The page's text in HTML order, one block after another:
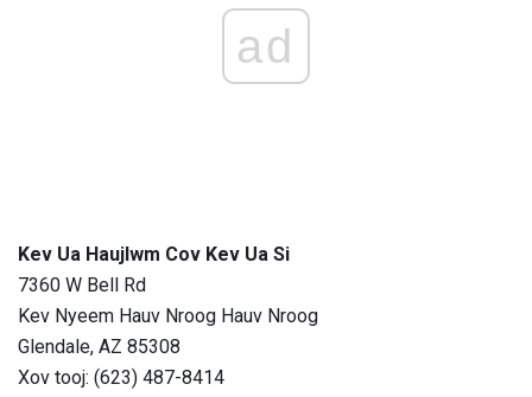
ad
Kev Ua Haujlwm Cov Kev Ua Si
7360 W Bell Rd
Kev Nyeem Hauv Nroog Hauv Nroog
Glendale, AZ 85308
Xov tooj: (623) 487-8414